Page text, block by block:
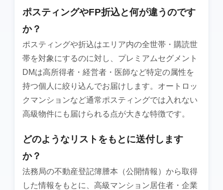
ポスティングやFP折込と何が違うのです
か？
ポスティングや折込はエリア内の全世帯・購読世
帯を対象にするのに対し、プレミアムセグメント
DMは高所得者・経営者・医師など特定の属性を
持つ個人に絞り込んでお届けします。オートロッ
クマンションなど通常ポスティングでは入れない
高級物件にも届けられる点が大きな特徴です。
どのようなリストをもとに送付します
か？
法務局の不動産登記簿謄本（公開情報）から取得
した情報をもとに、高級マンション居住者・企業